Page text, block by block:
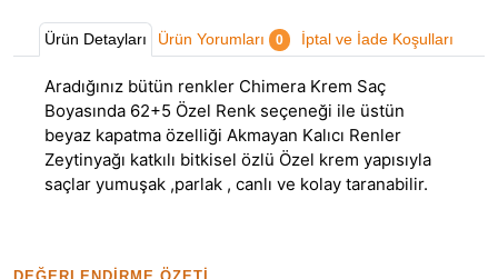
Ürün Detayları Ürün Yorumları 0 İptal ve İade Koşulları
Aradığınız bütün renkler Chimera Krem Saç
Boyasında 62+5 Özel Renk seçeneği ile üstün
beyaz kapatma özelliği Akmayan Kalıcı Renler
Zeytinyağı katkılı bitkisel özlü Özel krem yapısıyla
saçlar yumuşak ,parlak , canlı ve kolay taranabilir.